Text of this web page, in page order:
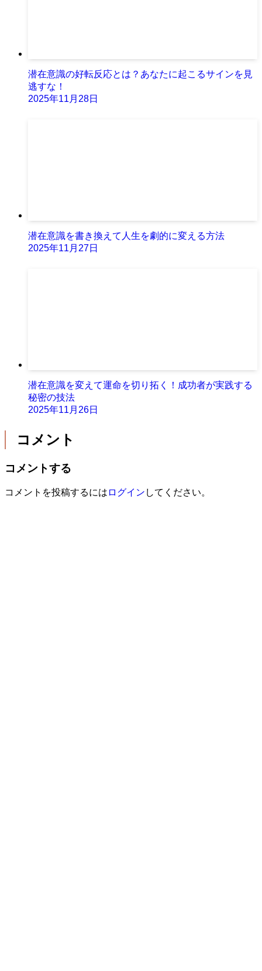
潜在意識の好転反応とは？あなたに起こるサインを見
逃すな！
2025年11月28日
潜在意識を書き換えて人生を劇的に変える方法
2025年11月27日
潜在意識を変えて運命を切り拓く！成功者が実践する
秘密の技法
2025年11月26日
コメント
コメントする
コメントを投稿するには ログイン してください。